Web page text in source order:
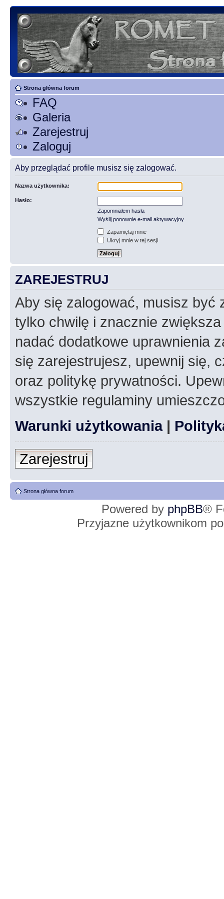
Strona główna forum
FAQ
Galeria
Zarejestruj
Zaloguj
Aby przeglądać profile musisz się zalogować.
Nazwa użytkownika:
Hasło:
Zapomniałem hasła
Wyślij ponownie e-mail aktywacyjny
Zapamiętaj mnie
Ukryj mnie w tej sesji
ZAREJESTRUJ
Aby się zalogować, musisz być
tylko chwilę i znacznie
nadać dodatkowe uprawnienia
się zarejestrujesz, upewnij się,
oraz politykę prywatności.
wszystkie regulaminy
Warunki użytkowania|
Zarejestruj
Strona główna forum
Powered by phpBB®
Przyjazne użytkownikom